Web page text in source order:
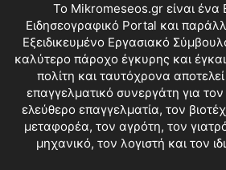
Το Mikromeseos.gr είναι ένα
Ειδησεογραφικό Portal και
Εξειδικευμένο Εργασιακό
καλύτερο πάροχο έγκυρης και
πολίτη και ταυτόχρονα
επαγγελματικό συνεργάτη για τον
ελεύθερο επαγγελματία, τον
μεταφορέα, τον αγρότη, τον
μηχανικό, τον λογιστή και τον